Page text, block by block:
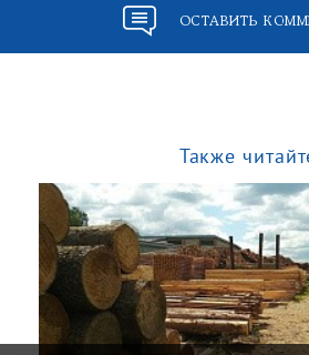
ОСТАВИТЬ
Также